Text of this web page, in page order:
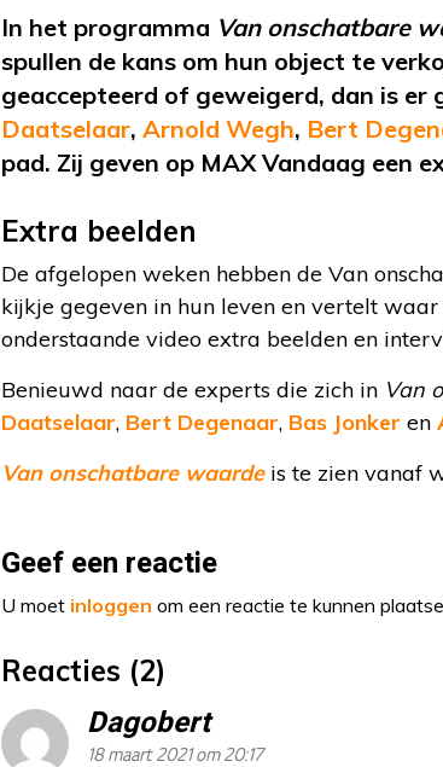
In het programma Van onschatbare
spullen de kans om hun object te
geaccepteerd of geweigerd, dan is
Daatselaar, Arnold Wegh, Bert
pad. Zij geven op MAX Vandaag een
Extra beelden
De afgelopen weken hebben de Van
kijkje gegeven in hun leven en vertelt
onderstaande video extra beelden en
Benieuwd naar de experts die zich in Van
Daatselaar, Bert Degenaar, Bas Jonker en
Van onschatbare waarde is te zien vanaf
Geef een reactie
U moet inloggen om een reactie te kunnen
Reacties (2)
Dagobert
18 maart 2021 om 20:17